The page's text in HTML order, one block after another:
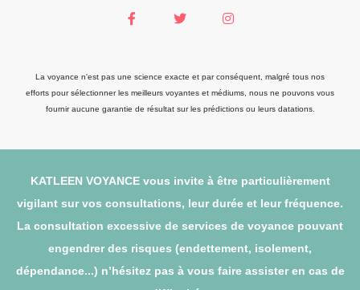
La voyance n'est pas une science exacte et par conséquent, malgré tous nos
efforts pour sélectionner les meilleurs voyantes et médiums, nous ne pouvons vous
fournir aucune garantie de résultat sur les prédictions ou leurs datations.
KATLEEN VOYANCE vous invite à être particulièrement
vigilant sur vos consultations, leur durée et leur fréquence.
La consultation excessive de services de voyance pouvant
engendrer des risques (endettement, isolement,
dépendance...) n’hésitez pas à vous faire assister en cas de